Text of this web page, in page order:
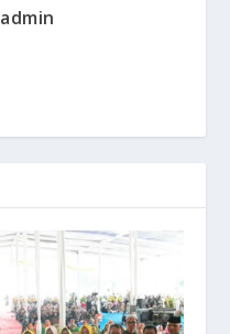
admin